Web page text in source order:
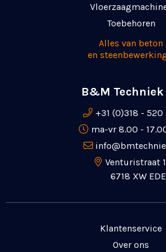
Toebehoren
Alles van beton
en
B&M Techniek
+31 (0)318 - 520
ma-vr 8.00 -
Venturistraat
6718 XW EDE
Klantenservice
Over ons